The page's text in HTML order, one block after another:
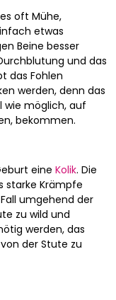
oft Mühe,
etwas
Beine besser
und das
das Fohlen
werden, denn das
wie möglich, auf
bekommen.
eine Kolik. Die
starke Krämpfe
umgehend der
zu wild und
werden, das
der Stute zu